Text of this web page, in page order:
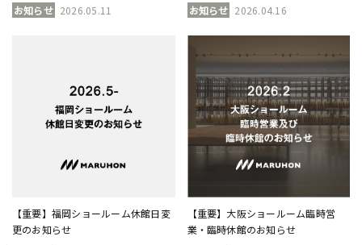
お知らせ 2026.05.11 お知らせ 2026.04.16
【重要】福岡ショールーム休館日変
更のお知らせ
【重要】大阪ショールーム臨時営
業・臨時休館のお知らせ